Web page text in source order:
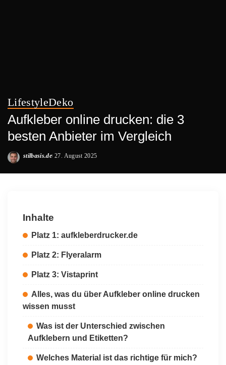
LifestyleDeko
Aufkleber online drucken: die 3
besten Anbieter im Vergleich
Posted
stilbasis.de 27. August 2025
Inhalte
Platz 1: aufkleberdrucker.de
Platz 2: Flyeralarm
Platz 3: Vistaprint
Alles, was du über Aufkleber online drucken
wissen musst
Was ist der Unterschied zwischen
Aufklebern und Etiketten?
Welches Material ist das richtige für mich?